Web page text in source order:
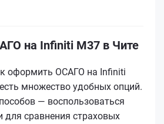
на Infiniti M37 в Чите
оформить ОСАГО на Infiniti
множество удобных опций.
— воспользоваться
для сравнения страховых